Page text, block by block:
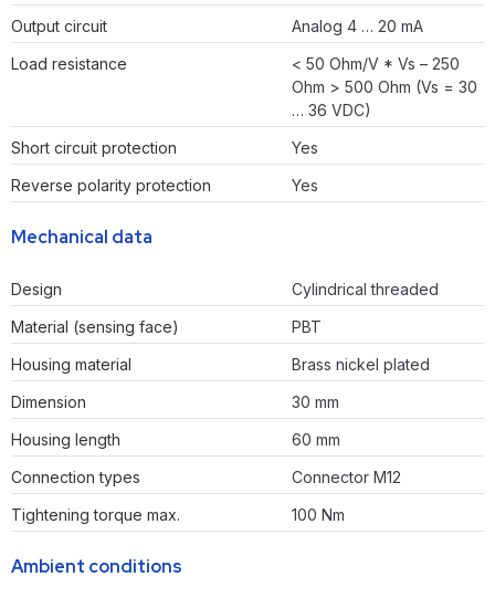
Output circuit
Analog 4 … 20 mA
Load resistance
< 50 Ohm/V * Vs – 250
Ohm > 500 Ohm (Vs = 30
… 36 VDC)
Short circuit protection
Yes
Reverse polarity protection
Yes
Mechanical data
Design
Cylindrical threaded
Material (sensing face)
PBT
Housing material
Brass nickel plated
Dimension
30 mm
Housing length
60 mm
Connection types
Connector M12
Tightening torque max.
100 Nm
Ambient conditions